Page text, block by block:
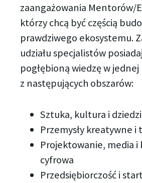
zaangażowania Mentorów/
którzy chcą być częścią
prawdziwego ekosystemu.
udziału specjalistów
pogłębioną wiedzę w
z następujących obszarów:
Sztuka, kultura i
Przemysły kreatywne i
Projektowanie, media i
cyfrowa
Przedsiębiorczość i